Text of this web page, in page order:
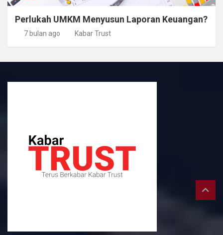
Perlukah UMKM Menyusun Laporan Keuangan?
7 bulan ago Kabar Trust